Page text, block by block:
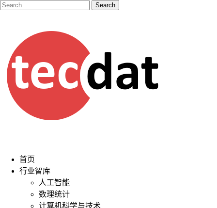
首页
行业智库
人工智能
数理统计
计算机科学与技术